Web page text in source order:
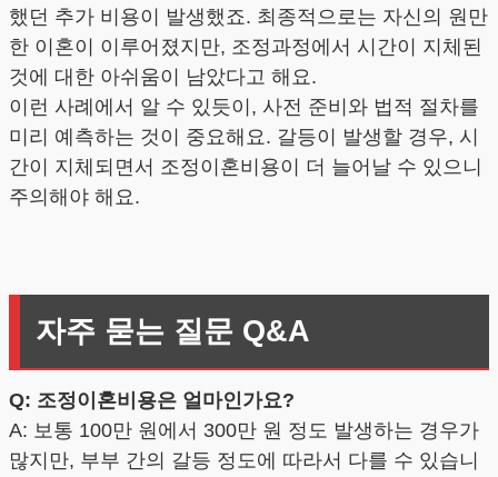
했던 추가 비용이 발생했죠. 최종적으로는 자신의 원만
한 이혼이 이루어졌지만, 조정과정에서 시간이 지체된
것에 대한 아쉬움이 남았다고 해요.
이런 사례에서 알 수 있듯이, 사전 준비와 법적 절차를
미리 예측하는 것이 중요해요. 갈등이 발생할 경우, 시
간이 지체되면서 조정이혼비용이 더 늘어날 수 있으니
주의해야 해요.
자주 묻는 질문 Q&A
Q: 조정이혼비용은 얼마인가요?
A: 보통 100만 원에서 300만 원 정도 발생하는 경우가
많지만, 부부 간의 갈등 정도에 따라서 다를 수 있습니